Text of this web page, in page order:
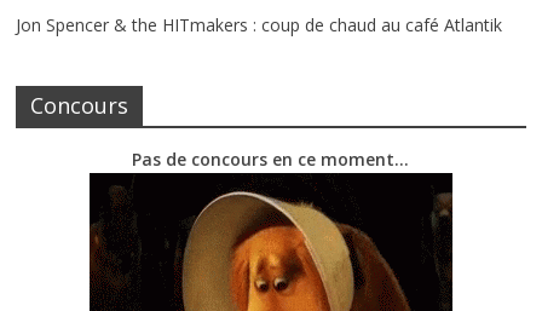
Jon Spencer & the HITmakers : coup de chaud au café Atlantik
Concours
Pas de concours en ce moment…